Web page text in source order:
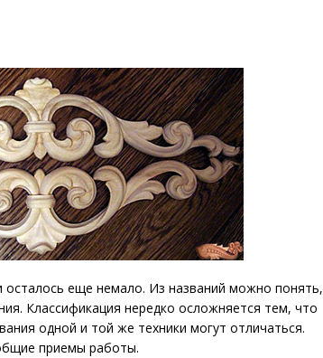
осталось еще немало. Из названий можно понять,
Классификация нередко осложняется тем, что
одной и той же техники могут отличаться.
приемы работы.